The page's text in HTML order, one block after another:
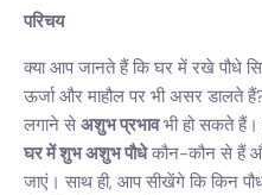
परिचय
क्या आप जानते हैं कि घर में रखे पौधे
ऊर्जा और माहौल पर भी असर डालते
लगाने से अशुभ प्रभावभी हो सकते हैं।
घर में शुभ अशुभ पौधेकौन-कौन से हैं
जाएं। साथ ही, आप सीखेंगे कि किन